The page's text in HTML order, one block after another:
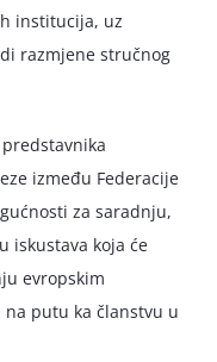
institucija, uz
razmjene stručnog
između Federacije
za saradnju,
iskustava koja će
evropskim
putu ka članstvu u